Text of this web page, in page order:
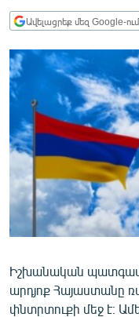
ՊԱՏԵՐԱԶՄԻ 6
ՏԱՐԱԾԱՇՐՋԱՆ
ՄԻՋԱԶԳԱՅԻՆ
ՄՇԱԿՈՒՅԹ
ՍՊՈՐՏ
ՄԵԿՆԱԲԱՆՈՒԹՅՈՒՆ
ՏՏ ԵՒ ԻՆՏԵՐՆԵՏ
ԿՈՐՈՆԱՎԻՐՈՒՍ
ՏԵՍԱՆՅՈՒԹԵՐ
ԲԱՆԱՎԵՃ
Ավելացրեք մեզ Google-ում
Իշխանական
արդյոք Հայաստանը
փնտրտուքի մեջ է։